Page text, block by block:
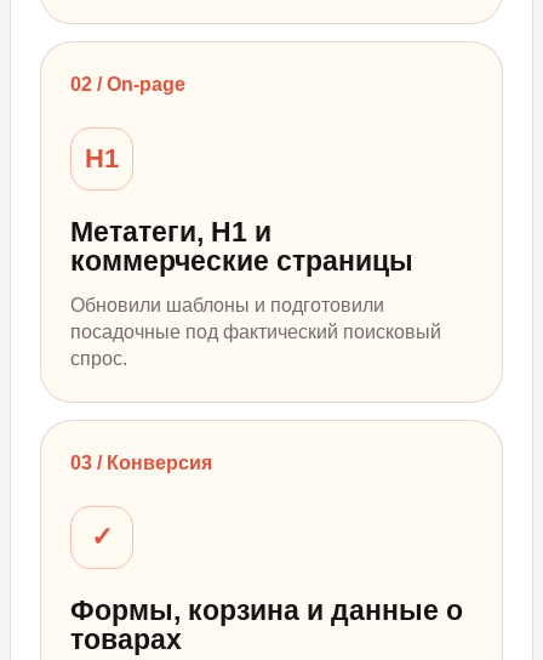
02 / On-page
H1
Метатеги, H1 и
коммерческие страницы
Обновили шаблоны и подготовили
посадочные под фактический поисковый
спрос.
03 / Конверсия
✓
Формы, корзина и данные о
товарах